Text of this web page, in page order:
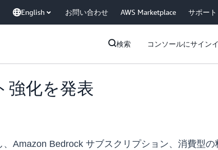
English お問い合わせ AWS Marketplace サポート
検索 コンソールにサイン
強化を発表
Amazon Bedrock サブスクリプション、消費型